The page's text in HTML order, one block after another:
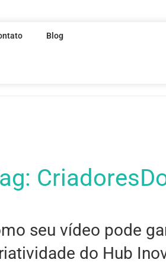
Blog
seu vídeo pode
do Hub